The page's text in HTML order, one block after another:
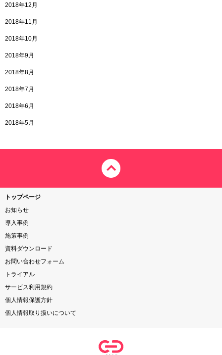
2018年12月
2018年11月
2018年10月
2018年9月
2018年8月
2018年7月
2018年6月
2018年5月
トップページ
お知らせ
導入事例
施策事例
資料ダウンロード
お問い合わせフォーム
トライアル
サービス利用規約
個人情報保護方針
個人情報取り扱いについて